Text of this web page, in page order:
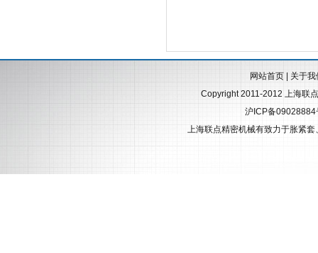
网站首页
关于我
Copyright 2011-2012 上海联
沪ICP备09028884
上海联点精密机械有致力于胀紧套